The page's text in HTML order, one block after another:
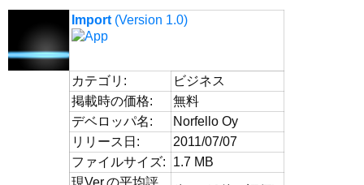
Import (Version 1.0)
カテゴリ:
ビジネス
掲載時の価格:
無料
デベロッパ名:
Norfello Oy
リリース日:
2011/07/07
ファイルサイズ:
1.7 MB